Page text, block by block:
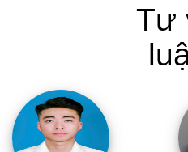
Tư